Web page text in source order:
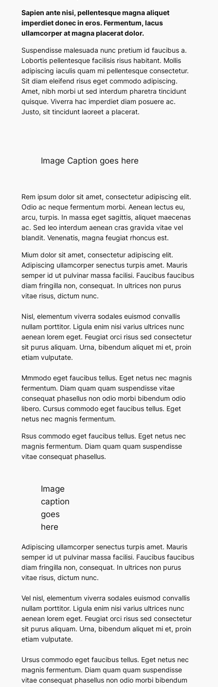
Sapien ante nisi, pellentesque magna aliquet
imperdiet donec in eros. Fermentum, lacus
ullamcorper at magna placerat dolor.
Suspendisse malesuada nunc pretium id faucibus a.
Lobortis pellentesque facilisis risus habitant. Mollis
adipiscing iaculis quam mi pellentesque consectetur.
Sit diam eleifend risus eget commodo adipiscing.
Amet, nibh morbi ut sed interdum pharetra tincidunt
quisque. Viverra hac imperdiet diam posuere ac.
Justo, sit tincidunt laoreet a placerat.
Image Caption goes here
Rem ipsum dolor sit amet, consectetur adipiscing elit.
Odio ac neque fermentum morbi. Aenean lectus eu,
arcu, turpis. In massa eget sagittis, aliquet maecenas
ac. Sed leo interdum aenean cras gravida vitae vel
blandit. Venenatis, magna feugiat rhoncus est.
Mium dolor sit amet, consectetur adipiscing elit.
Adipiscing ullamcorper senectus turpis amet. Mauris
semper id ut pulvinar massa facilisi. Faucibus faucibus
diam fringilla non, consequat. In ultrices non purus
vitae risus, dictum nunc.
Nisl, elementum viverra sodales euismod convallis
nullam porttitor. Ligula enim nisi varius ultrices nunc
aenean lorem eget. Feugiat orci risus sed consectetur
sit purus aliquam. Urna, bibendum aliquet mi et, proin
etiam vulputate.
Mmmodo eget faucibus tellus. Eget netus nec magnis
fermentum. Diam quam quam suspendisse vitae
consequat phasellus non odio morbi bibendum odio
libero. Cursus commodo eget faucibus tellus. Eget
netus nec magnis fermentum.
Rsus commodo eget faucibus tellus. Eget netus nec
magnis fermentum. Diam quam quam suspendisse
vitae consequat phasellus.
Image
caption
goes
here
Adipiscing ullamcorper senectus turpis amet. Mauris
semper id ut pulvinar massa facilisi. Faucibus faucibus
diam fringilla non, consequat. In ultrices non purus
vitae risus, dictum nunc.
Vel nisl, elementum viverra sodales euismod convallis
nullam porttitor. Ligula enim nisi varius ultrices nunc
aenean lorem eget. Feugiat orci risus sed consectetur
sit purus aliquam. Urna, bibendum aliquet mi et, proin
etiam vulputate.
Ursus commodo eget faucibus tellus. Eget netus nec
magnis fermentum. Diam quam quam suspendisse
vitae consequat phasellus non odio morbi bibendum